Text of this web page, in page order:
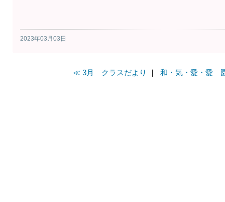
2023年03月03日
≪ 3月 クラスだより ｜ 和・気・愛・愛